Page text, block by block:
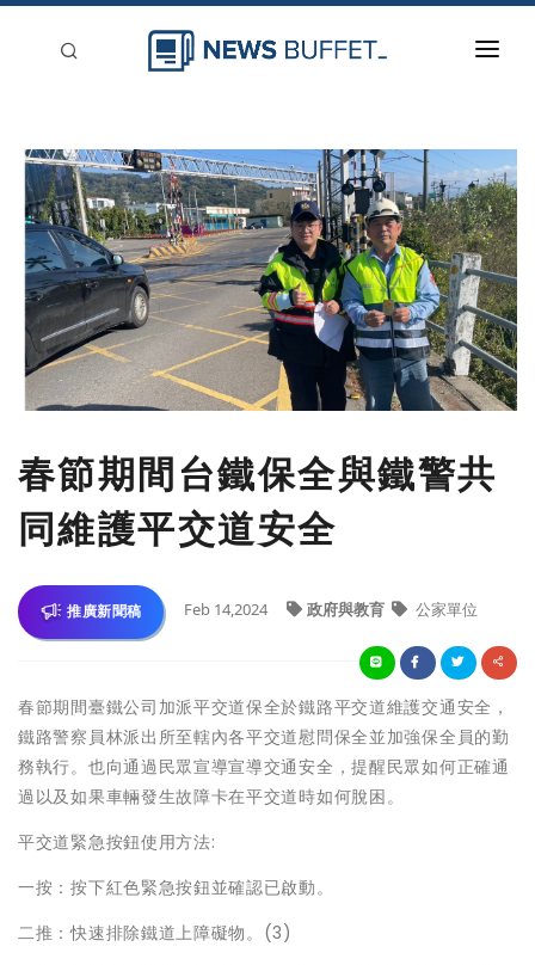
新聞稿分類
登入
刊登
春節期間台鐵保全與鐵警共
同維護平交道安全
推廣新聞稿 Feb 14,2024 政府與教育 公家單位
春節期間臺鐵公司加派平交道保全於鐵路平交道維護交通安全，
鐵路警察員林派出所至轄內各平交道慰問保全並加強保全員的勤
務執行。也向通過民眾宣導宣導交通安全，提醒民眾如何正確通
過以及如果車輛發生故障卡在平交道時如何脫困。
平交道緊急按鈕使用方法:
一按：按下紅色緊急按鈕並確認已啟動。
二推：快速排除鐵道上障礙物。(3)